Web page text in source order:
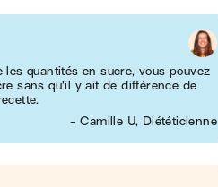
les quantités en sucre, vous pouvez
sans qu’il y ait de différence de
- Camille U, Diététicienne